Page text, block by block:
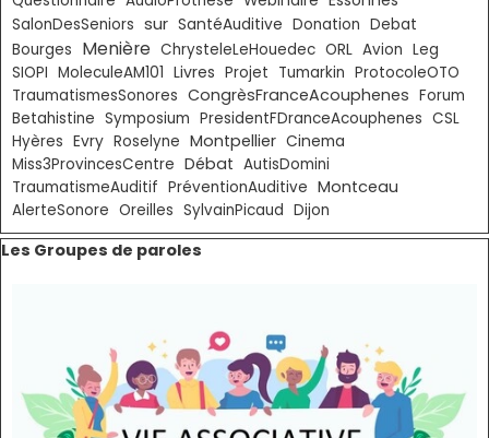
SalonDesSeniors sur SantéAuditive Donation Debat
Bourges Menière ChrysteleLeHouedec ORL Avion Leg
SIOPI MoleculeAM101 Livres Projet Tumarkin ProtocoleOTO
TraumatismesSonores CongrèsFranceAcouphenes Forum
Betahistine Symposium PresidentFDranceAcouphenes CSL
Hyères Evry Roselyne Montpellier Cinema
Miss3ProvincesCentre Débat AutisDomini
TraumatismeAuditif PréventionAuditive Montceau
AlerteSonore Oreilles SylvainPicaud Dijon
Sauter le bloc Les Groupes de paroles
Les Groupes de paroles